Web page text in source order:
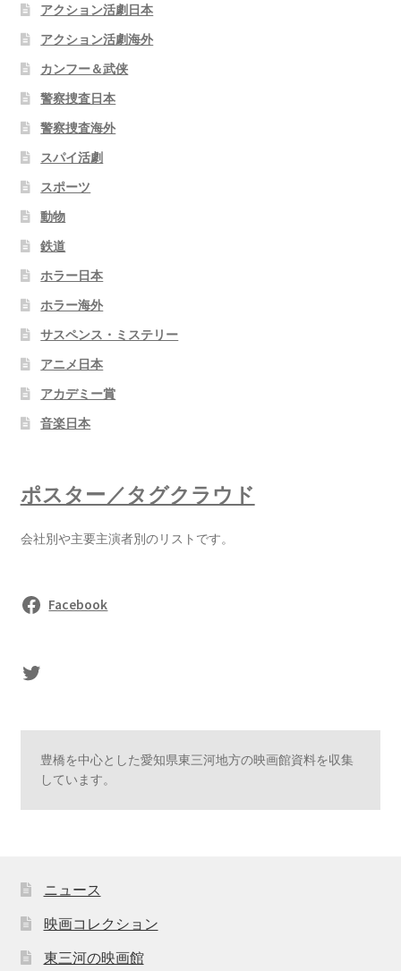
アクション活劇日本
アクション活劇海外
カンフー＆武侠
警察捜査日本
警察捜査海外
スパイ活劇
スポーツ
動物
鉄道
ホラー日本
ホラー海外
サスペンス・ミステリー
アニメ日本
アカデミー賞
音楽日本
ポスター／タグクラウド
会社別や主要主演者別のリストです。
Facebook
sasaki's Twitter
豊橋を中心とした愛知県東三河地方の映画館資料を収集
しています。
ニュース
映画コレクション
東三河の映画館